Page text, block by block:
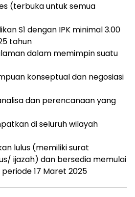
(terbuka untuk semua
S1 dengan IPK minimal 3.00
tahun
dalam memimpin suatu
konseptual dan negosiasi
dan perencanaan yang
di seluruh wilayah
lulus (memiliki surat
ijazah) dan bersedia memulai
17 Maret 2025